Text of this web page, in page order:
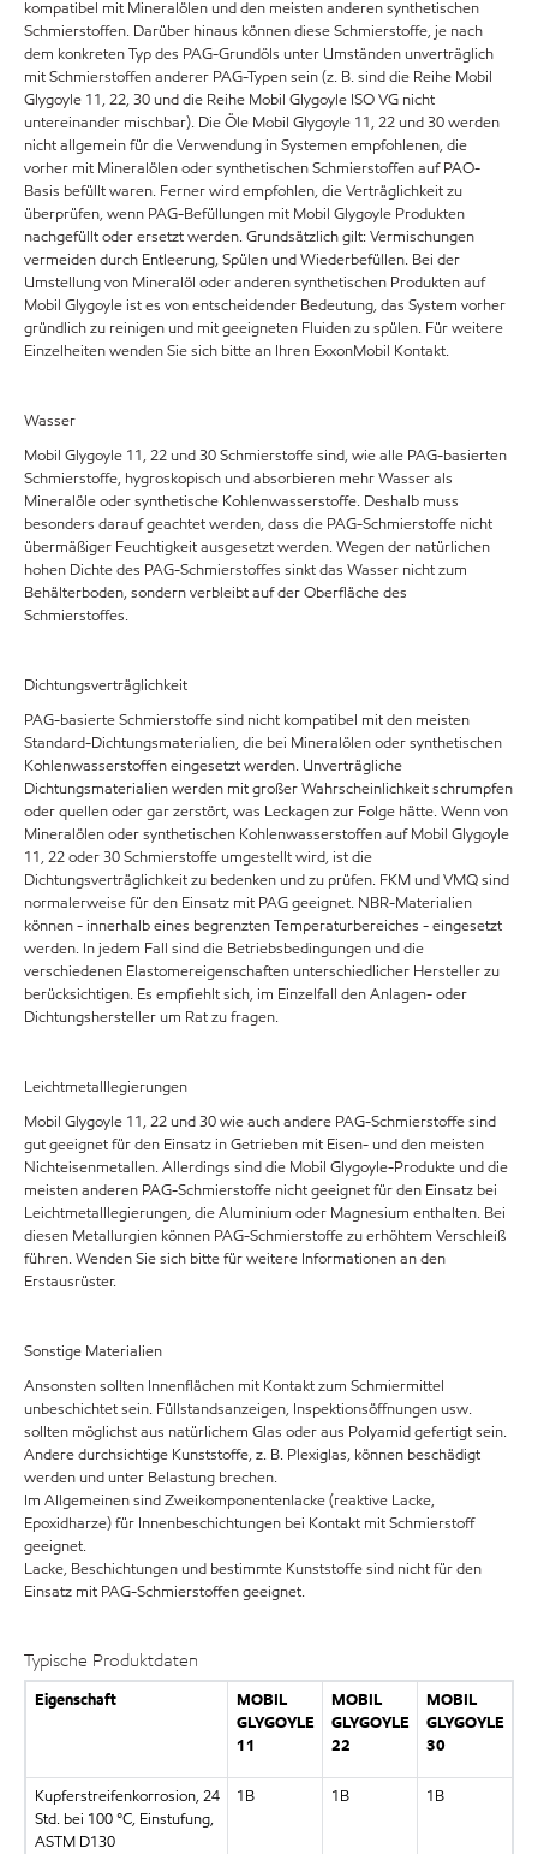
kompatibel mit Mineralölen und den meisten anderen synthetischen
Schmierstoffen. Darüber hinaus können diese Schmierstoffe, je nach
dem konkreten Typ des PAG-Grundöls unter Umständen unverträglich
mit Schmierstoffen anderer PAG-Typen sein (z. B. sind die Reihe Mobil
Glygoyle 11, 22, 30 und die Reihe Mobil Glygoyle ISO VG nicht
untereinander mischbar). Die Öle Mobil Glygoyle 11, 22 und 30 werden
nicht allgemein für die Verwendung in Systemen empfohlenen, die
vorher mit Mineralölen oder synthetischen Schmierstoffen auf PAO-
Basis befüllt waren. Ferner wird empfohlen, die Verträglichkeit zu
überprüfen, wenn PAG-Befüllungen mit Mobil Glygoyle Produkten
nachgefüllt oder ersetzt werden. Grundsätzlich gilt: Vermischungen
vermeiden durch Entleerung, Spülen und Wiederbefüllen. Bei der
Umstellung von Mineralöl oder anderen synthetischen Produkten auf
Mobil Glygoyle ist es von entscheidender Bedeutung, das System vorher
gründlich zu reinigen und mit geeigneten Fluiden zu spülen. Für weitere
Einzelheiten wenden Sie sich bitte an Ihren ExxonMobil Kontakt.
Wasser
Mobil Glygoyle 11, 22 und 30 Schmierstoffe sind, wie alle PAG-basierten
Schmierstoffe, hygroskopisch und absorbieren mehr Wasser als
Mineralöle oder synthetische Kohlenwasserstoffe. Deshalb muss
besonders darauf geachtet werden, dass die PAG-Schmierstoffe nicht
übermäßiger Feuchtigkeit ausgesetzt werden. Wegen der natürlichen
hohen Dichte des PAG-Schmierstoffes sinkt das Wasser nicht zum
Behälterboden, sondern verbleibt auf der Oberfläche des
Schmierstoffes.
Dichtungsverträglichkeit
PAG-basierte Schmierstoffe sind nicht kompatibel mit den meisten
Standard-Dichtungsmaterialien, die bei Mineralölen oder synthetischen
Kohlenwasserstoffen eingesetzt werden. Unverträgliche
Dichtungsmaterialien werden mit großer Wahrscheinlichkeit schrumpfen
oder quellen oder gar zerstört, was Leckagen zur Folge hätte. Wenn von
Mineralölen oder synthetischen Kohlenwasserstoffen auf Mobil Glygoyle
11, 22 oder 30 Schmierstoffe umgestellt wird, ist die
Dichtungsverträglichkeit zu bedenken und zu prüfen. FKM und VMQ sind
normalerweise für den Einsatz mit PAG geeignet. NBR-Materialien
können - innerhalb eines begrenzten Temperaturbereiches - eingesetzt
werden. In jedem Fall sind die Betriebsbedingungen und die
verschiedenen Elastomereigenschaften unterschiedlicher Hersteller zu
berücksichtigen. Es empfiehlt sich, im Einzelfall den Anlagen- oder
Dichtungshersteller um Rat zu fragen.
Leichtmetalllegierungen
Mobil Glygoyle 11, 22 und 30 wie auch andere PAG-Schmierstoffe sind
gut geeignet für den Einsatz in Getrieben mit Eisen- und den meisten
Nichteisenmetallen. Allerdings sind die Mobil Glygoyle-Produkte und die
meisten anderen PAG-Schmierstoffe nicht geeignet für den Einsatz bei
Leichtmetalllegierungen, die Aluminium oder Magnesium enthalten. Bei
diesen Metallurgien können PAG-Schmierstoffe zu erhöhtem Verschleiß
führen. Wenden Sie sich bitte für weitere Informationen an den
Erstausrüster.
Sonstige Materialien
Ansonsten sollten Innenflächen mit Kontakt zum Schmiermittel
unbeschichtet sein. Füllstandsanzeigen, Inspektionsöffnungen usw.
sollten möglichst aus natürlichem Glas oder aus Polyamid gefertigt sein.
Andere durchsichtige Kunststoffe, z. B. Plexiglas, können beschädigt
werden und unter Belastung brechen.
Im Allgemeinen sind Zweikomponentenlacke (reaktive Lacke,
Epoxidharze) für Innenbeschichtungen bei Kontakt mit Schmierstoff
geeignet.
Lacke, Beschichtungen und bestimmte Kunststoffe sind nicht für den
Einsatz mit PAG-Schmierstoffen geeignet.
Typische Produktdaten
Eigenschaft
MOBIL
GLYGOYLE
11
MOBIL
GLYGOYLE
22
MOBIL
GLYGOYLE
30
Kupferstreifenkorrosion, 24
Std. bei 100 °C, Einstufung,
ASTM D130
1B 1B 1B